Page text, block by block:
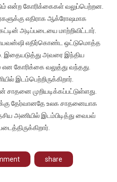
என்ற கோரிக்கைகள் வலுப்பெற்றன.
எதிராக ஆக்ரோஷமாக
அடிப்படையை மாற்றிவிட்டார்.
எதிர்கொண்ட ஒட்டுமொத்த
இதையடுத்து அவரை இந்திய
கோரிக்கை வலுத்து வந்தது.
இடம்பெற்றிருக்கிறார்.
முறியடிக்கப்பட்டுள்ளது.
தேர்வானதே உலக சாதனையாக
அணியில் இடம்பிடித்து வைபவ்
share